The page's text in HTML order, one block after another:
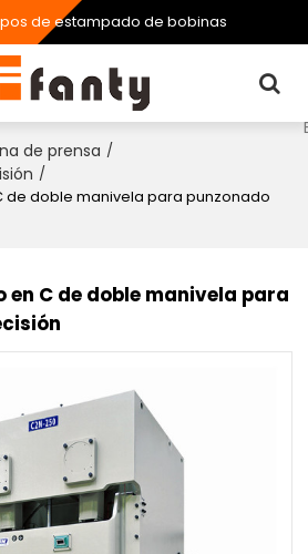
de estampado de bobinas
de prensa /
/
de doble manivela para punzonado
en C de doble manivela para